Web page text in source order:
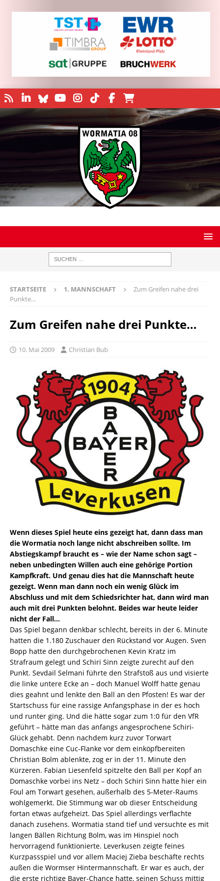
STARTSEITE 1. MANNSCHAFT
Zum Greifen nahe drei
Punkte…
Zum Greifen nahe drei Punkte…
10. Mai 2009 Christian Bub
Wenn dieses Spiel heute eins gezeigt hat, dann dass man
die Wormatia noch lange nicht abschreiben sollte. Im
Abstiegskampf braucht es – wie der Name schon sagt –
neben unbedingten Willen auch eine gehörige Portion
Kampfkraft. Und genau dies hat die Mannschaft heute
gezeigt. Wenn man dann noch ein wenig Glück im
Abschluss und mit dem Schiedsrichter hat, dann wird man
auch mit drei Punkten belohnt. Beides war heute leider
nicht der Fall…
Das Spiel begann denkbar schlecht, bereits in der 6. Minute
hatten die 1.180 Zuschauer den Rückstand vor Augen. Sven
Bopp hatte den durchgebrochenen Kevin Kratz im
Strafraum gelegt und Schiri Sinn zeigte zurecht auf den
Punkt. Sevdail Selmani führte den Strafstoß aus und visierte
die linke untere Ecke an – doch Manuel Wolff hatte genau
dies geahnt und lenkte den Ball an den Pfosten! Es war der
Startschuss für eine rassige Anfangsphase in der es hoch
und runter ging. Und die hätte sogar zum 1:0 für den VfR
geführt – hätte man das anfangs angesprochene Schiri-
Glück gehabt. Denn nachdem kurz zuvor Torwart
Domaschke eine Cuc-Flanke vor dem einköpfbereiten
Christian Bolm ablenkte, zog er in der 11. Minute den
Kürzeren. Fabian Liesenfeld spitzelte den Ball per Kopf an
Domaschke vorbei ins Netz – doch Schiri Sinn hatte hier ein
Foul am Torwart gesehen, außerhalb des 5-Meter-Raums
wohlgemerkt. Die Stimmung war ob dieser Entscheidung
fortan etwas aufgeheizt. Das Spiel allerdings verflachte
danach zusehens. Wormatia stand tief und versuchte es mit
langen Bällen Richtung Bolm, was im Hinspiel noch
hervorragend funktionierte. Leverkusen zeigte feines
Kurzpassspiel und vor allem Maciej Zieba beschäfte rechts
außen die Wormser Hintermannschaft. Er war es auch, der
die erste richtige Bayer-Chance hatte, seinen Schuss mittig